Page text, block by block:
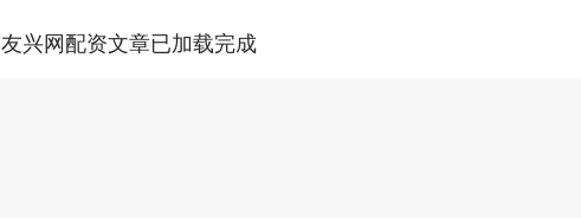
友兴网配资文章已加载完成